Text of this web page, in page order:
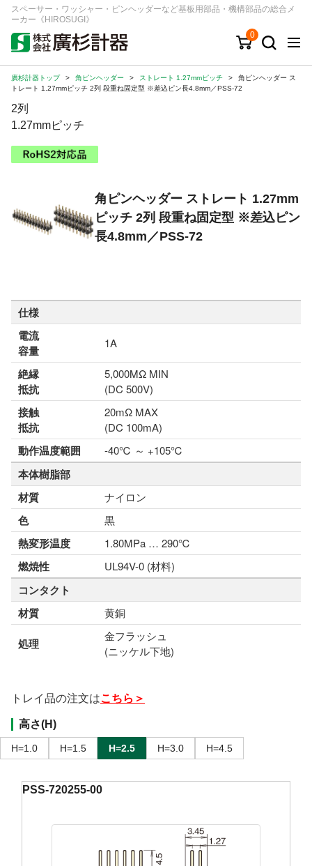
スペーサー・ワッシャー・ピンヘッダーなど基板用部品・機構部品の総合メ
ーカー《HIROSUGI》
0
キーワード 品番/シリーズ
商品カテゴリから探す
ジャンルから探す
シリーズから探す
ログイン
注文・見積りについて
会社情報
廣杉計器トップ > 角ピンヘッダー > ストレート 1.27mmピッチ >
角ピンヘッダー ス
トレート 1.27mmピッチ 2列 段重ね固定型 ※差込ピン長4.8mm／PSS-72
2列
1.27mmピッチ
角ピンヘッダー ストレート 1.27mm
ピッチ 2列 段重ね固定型 ※差込ピン
長4.8mm／PSS-72
仕様
電流
容量
1A
絶縁
抵抗
5,000MΩ MIN
(DC 500V)
接触
抵抗
20mΩ MAX
(DC 100mA)
動作温度範囲 -40℃ ～ +105℃
本体樹脂部
材質
ナイロン
色 黒
熱変形温度 1.80MPa … 290℃
燃焼性 UL94V-0 (材料)
コンタクト
材質
黄銅
処理
金フラッシュ
(ニッケル下地)
トレイ品の注文はこちら＞
高さ(H)
H=1.0 H=1.5 H=2.5 H=3.0 H=4.5
PSS-720255-00